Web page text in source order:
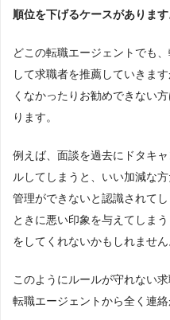
順位を下げるケースがあります
どこの転職エージェントでも
して求職者を推薦していきま
くなかったりお勧めできない
ります。
例えば、面談を過去にドタキ
ルしてしまうと、いい加減な
管理ができないと認識されて
ときに悪い印象を与えてしま
をしてくれないかもしれません
このようにルールが守れない
転職エージェントから全く連